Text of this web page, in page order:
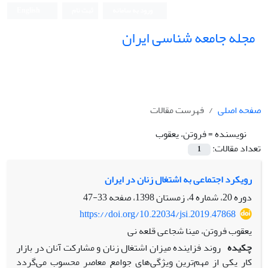
مجله جامعه شناسی ایران
صفحه اصلی
فهرست مقالات
نویسنده =فروتن، یعقوب
تعداد مقالات:
1
رویکرد اجتماعی به اشتغال زنان در ایران
دوره 20، شماره 4، زمستان 1398، صفحه
33-47
https://doi.org/10.22034/jsi.2019.47868
یعقوب فروتن، مینا شجاعی قلعه نی
چکیده روند فزاینده میزان اشتغال زنان و مشارکت آنان در بازار
کار یکی از مهم‌ترین ویژگی‌های جوامع معاصر محسوب می‌گردد